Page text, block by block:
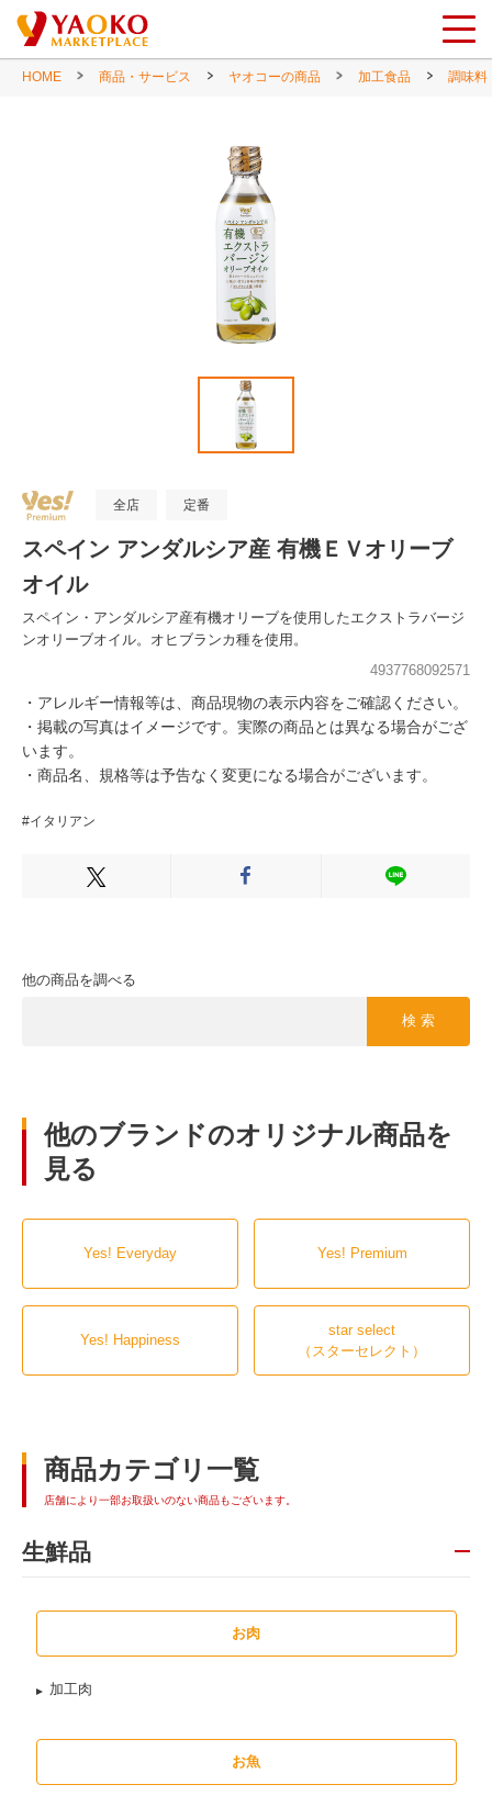
HOME 商品・サービス ヤオコーの商品 加工食品 調味料
全店 定番
スペイン アンダルシア産 有機ＥＶオリーブ
オイル
スペイン・アンダルシア産有機オリーブを使用したエクストラバージ
ンオリーブオイル。オヒブランカ種を使用。
4937768092571
・アレルギー情報等は、商品現物の表示内容をご確認ください。
・掲載の写真はイメージです。実際の商品とは異なる場合がござ
います。
・商品名、規格等は予告なく変更になる場合がございます。
#イタリアン
Xでシェアする FacebookでシェアするLINEでシェ
他の商品を調べる
検 索
他のブランドのオリジナル商品を
見る
Yes! Everyday Yes! Premium
Yes! Happiness
star select
（スターセレクト）
商品カテゴリ一覧
店舗により一部お取扱いのない商品もございます。
生鮮品
お肉
加工肉
お魚